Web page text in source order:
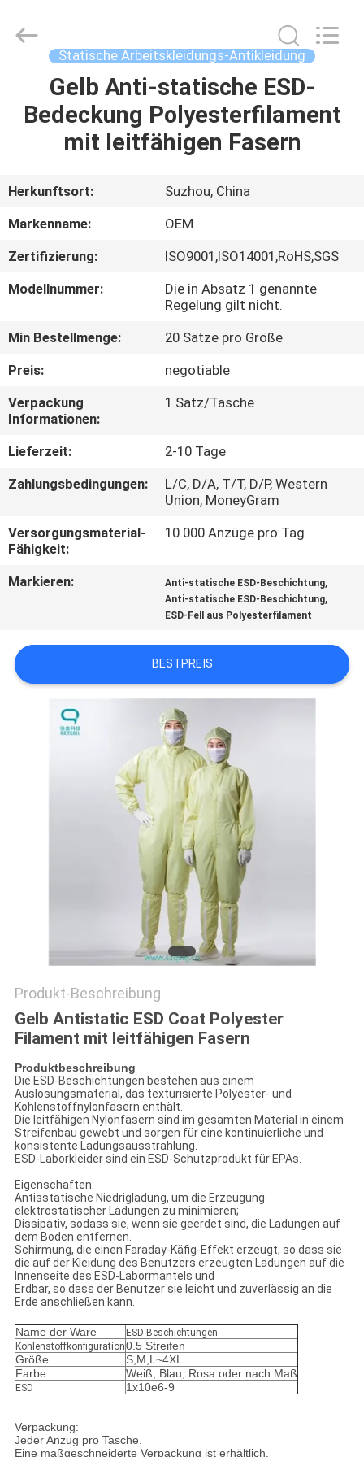
HAUS
PRODUKTE
ÜBER
UNS
FABRIK-
AUSFLUG
QUALITÄTSKONTROLLE
TRETEN
SIE
MIT
UNS
VERBINDUNG
NACHRICHTEN
FORDERN
SIE
ZITAT
Technology
Co.,Ltd.
Statische Arbeitskleidungs-Antikleidung
Gelb Anti-statische ESD-
Bedeckung Polyesterfilament
mit leitfähigen Fasern
Herkunftsort:
Suzhou, China
Markenname:
OEM
Zertifizierung:
ISO9001,ISO14001,RoHS,SGS
Modellnummer:
Die in Absatz 1 genannte
Regelung gilt nicht.
Min Bestellmenge:
20 Sätze pro Größe
Preis:
negotiable
Verpackung
Informationen:
1 Satz/Tasche
Lieferzeit:
2-10 Tage
Zahlungsbedingungen:
L/C, D/A, T/T, D/P, Western
Union, MoneyGram
Versorgungsmaterial-
Fähigkeit:
10.000 Anzüge pro Tag
Markieren: Anti-statische ESD-Beschichtung,
Anti-statische ESD-Beschichtung,
ESD-Fell aus Polyesterfilament
BESTPREIS
Produkt-Beschreibung
Gelb Antistatic ESD Coat Polyester
Filament mit leitfähigen Fasern
Produktbeschreibung
Die ESD-Beschichtungen bestehen aus einem
Auslösungsmaterial, das texturisierte Polyester- und
Kohlenstoffnylonfasern enthält.
Die leitfähigen Nylonfasern sind im gesamten Material in einem
Streifenbau gewebt und sorgen für eine kontinuierliche und
konsistente Ladungsausstrahlung.
ESD-Laborkleider sind ein ESD-Schutzprodukt für EPAs.
Eigenschaften:
Antisstatische Niedrigladung, um die Erzeugung
elektrostatischer Ladungen zu minimieren;
Dissipativ, sodass sie, wenn sie geerdet sind, die Ladungen auf
dem Boden entfernen.
Schirmung, die einen Faraday-Käfig-Effekt erzeugt, so dass sie
die auf der Kleidung des Benutzers erzeugten Ladungen auf die
Innenseite des ESD-Labormantels und
Erdbar, so dass der Benutzer sie leicht und zuverlässig an die
Erde anschließen kann.
Name der Ware
ESD-Beschichtungen
Kohlenstoffkonfiguration0.5 Streifen
Größe
S,M,L~4XL
Farbe
Weiß, Blau, Rosa oder nach Maß
ESD 1x10e6-9
Verpackung:
Jeder Anzug pro Tasche.
Eine maßgeschneiderte Verpackung ist erhältlich.